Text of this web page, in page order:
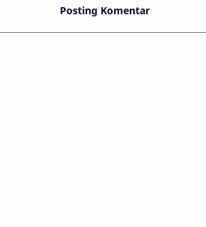
Posting Komentar